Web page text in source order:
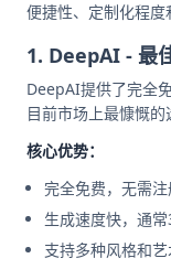
便捷性、定制化程度
1. DeepAI - 最
DeepAI提供了完全
目前市场上最慷慨的
核心优势：
完全免费，无需
生成速度快，通
支持多种风格和